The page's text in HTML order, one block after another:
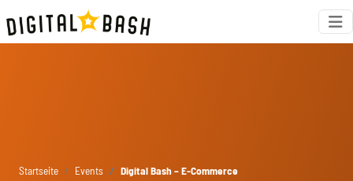
Startseite Events Digital Bash – E-Commerce